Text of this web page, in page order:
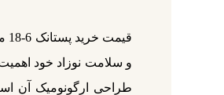
و سلامت نوزاد خود
طراحی ارگونومیک آن